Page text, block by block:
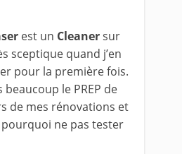
est un Cleanersur
sceptique quand j’en
pour la première fois.
beaucoup le PREP de
de mes rénovations et
pourquoi ne pas tester